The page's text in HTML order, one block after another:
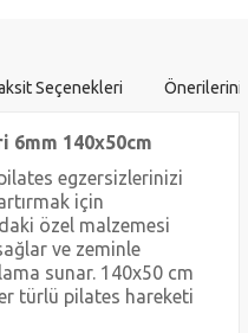
Seçenekleri
140x50cm
egzersizlerinizi
için
özel malzemesi
ve zeminle
sunar. 140x50 cm
türlü pilates hareketi